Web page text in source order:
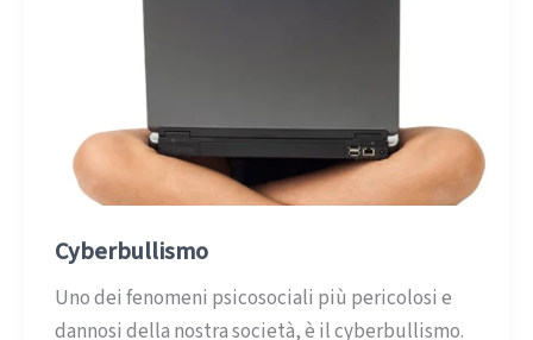
Cyberbullismo
Uno dei fenomeni psicosociali più pericolosi e
dannosi della nostra società, è il cyberbullismo.